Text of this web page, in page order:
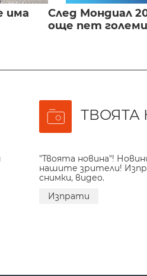
има
След Мондиал
още пет
"Твоята новина"!
нашите зрители!
снимки, видео.
Изпрати